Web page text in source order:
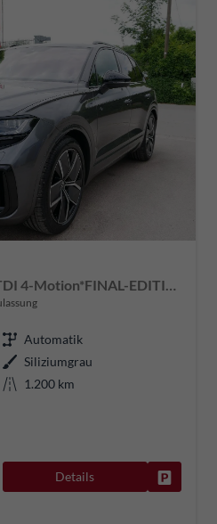
FINAL-EDITION R-Line V6 TDI 4-Motion*FINAL-EDITION*AHK-SCHWENKBAR*NAVI*ACC*PDC*LED*SHZ*21-ZOLL
Automatik
Siliziumgrau
1.200 km
Details